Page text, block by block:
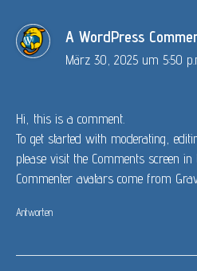
A WordPress
März 30, 2025 um 5:50
Hi, this is a comment.
To get started with moderating,
please visit the Comments screen in
Commenter avatars come from
Antworten